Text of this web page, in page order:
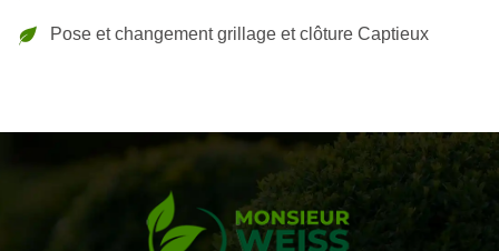
Pose et changement grillage et clôture Captieux